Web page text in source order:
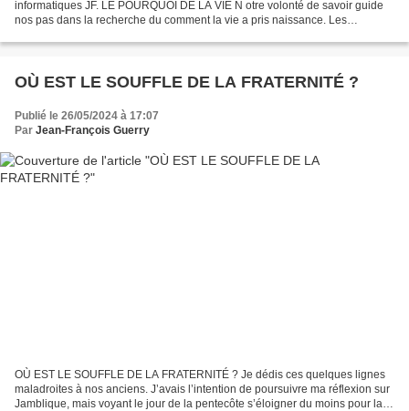
informatiques JF. LE POURQUOI DE LA VIE N otre volonté de savoir guide
nos pas dans la recherche du comment la vie a pris naissance. Les
OÙ EST LE SOUFFLE DE LA FRATERNITÉ ?
Publié le 26/05/2024 à 17:07
Par Jean-François Guerry
OÙ EST LE SOUFFLE DE LA FRATERNITÉ ? Je dédis ces quelques lignes
maladroites à nos anciens. J’avais l’intention de poursuivre ma réflexion sur
Jamblique, mais voyant le jour de la pentecôte s’éloigner du moins pour la